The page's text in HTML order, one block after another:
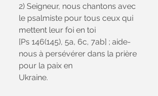
2) Seigneur, nous chantons avec
le psalmiste pour tous ceux qui
mettent leur foi en toi
[Ps 146(145), 5a, 6c, 7ab] ; aide-
nous à persévérer dans la prière
pour la paix en
Ukraine.